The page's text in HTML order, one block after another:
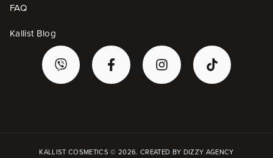
FAQ
Kallist Blog
KALLIST COSMETICS © 2026. CREATED BY DIZZY AGENCY